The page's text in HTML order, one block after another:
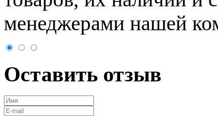
менеджерами нашей
Оставить отзыв